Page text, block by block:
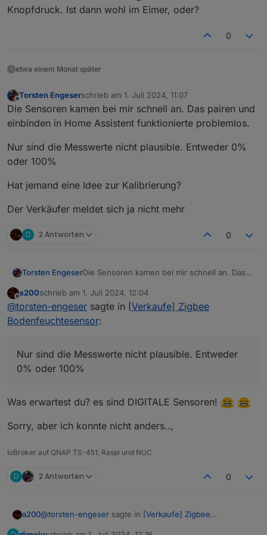
Knopfdruck. Ist dann wohl im Eimer, oder?
0
etwa einem Monat später
Offline
Torsten Engeserschrieb am 1. Juli 2024, 11:07
zuletzt editiert von
Die Sensoren kamen bei mir schnell an. Das pairen und
einbinden in Home Assistent funktionierte problemlos.
Nur sind die Messwerte nicht plausible. Entweder 0%
oder 100%
Hat jemand eine Idee zur Kalibrierung?
Der Verkäufer meldet sich ja nicht mehr
D 2 Antworten 0
Torsten EngeserDie Sensoren kamen bei mir schnell an. Das
funktionierte problemlos.
Nur sind die Messwerte nicht plausible.
Entweder 0% oder 100%
Hat jemand eine Idee zur Kalibrierung?
Offline
a200schrieb am 1. Juli 2024, 12:04
zuletzt editiert von
@torsten-engeser sagte in [Verkaufe] Zigbee
Bodenfeuchtesensor:
Nur sind die Messwerte nicht plausible. Entweder
0% oder 100%
Was erwartest du? es sind DIGITALE Sensoren!
Sorry, aber ich konnte nicht anders..,
IoBroker auf QNAP TS-451, Raspi und NUC
D 2 Antworten 0
a200@torsten-engeser sagte in [Verkaufe] Zigbee